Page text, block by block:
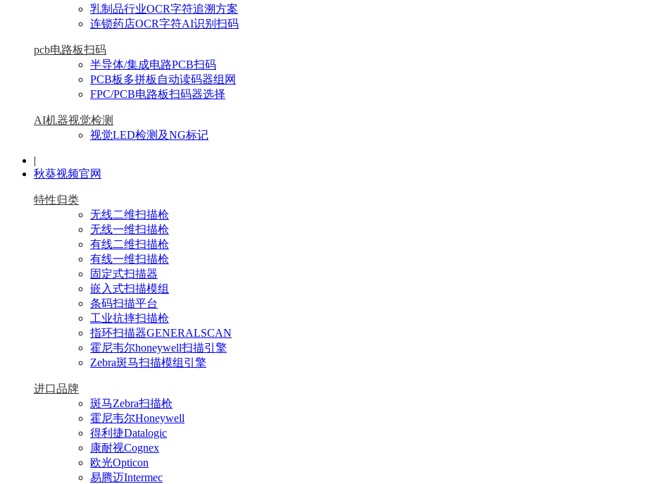
乳制品行业OCR字符追溯方案
连锁药店OCR字符AI识别扫码
pcb电路板扫码
半导体/集成电路PCB扫码
PCB板多拼板自动读码器组网
FPC/PCB电路板扫码器选择
AI机器视觉检测
视觉LED检测及NG标记
|
秋葵视频官网
特性归类
无线二维扫描枪
无线一维扫描枪
有线二维扫描枪
有线一维扫描枪
固定式扫描器
嵌入式扫描模组
条码扫描平台
工业抗摔扫描枪
指环扫描器GENERALSCAN
霍尼韦尔honeywell扫描引擎
Zebra斑马扫描模组引擎
进口品牌
斑马Zebra扫描枪
霍尼韦尔Honeywell
得利捷Datalogic
康耐视Cognex
欧光Opticon
易腾迈Intermec